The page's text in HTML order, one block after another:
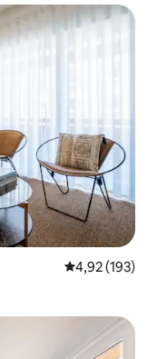
4,92 af 5 í
4,92 (193)